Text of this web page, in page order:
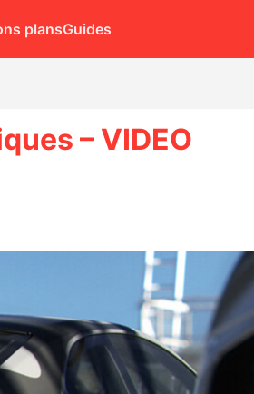
plansGuides
– VIDEO